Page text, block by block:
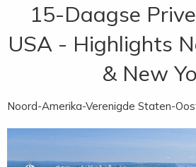
15-Daagse
USA - Highlights
& New
Noord-Amerika-Verenigde Staten-